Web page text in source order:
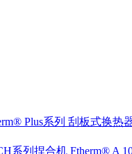
Plus系列 刮板式换热
系列捏合机 Ftherm® A